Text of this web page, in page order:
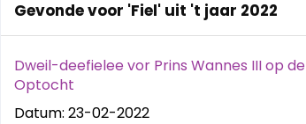
Gevonde voor 'Fiel' uit 't jaar 2022
Dweil-deefielee vor Prins Wannes III op
Optocht
Datum: 23-02-2022